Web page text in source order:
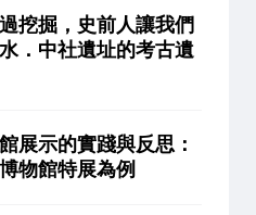
挖掘，史前人讓我們
．中社遺址的考古遺
展示的實踐與反思：
物館特展為例